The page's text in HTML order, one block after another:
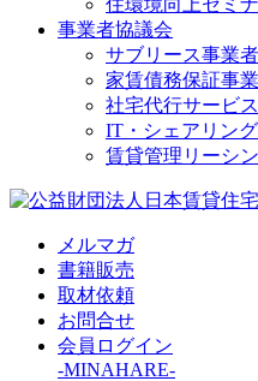
住環境向上セミ
事業者協議会
サブリース事業
家賃債務保証事
社宅代行サービ
IT・シェアリン
賃貸管理リーシ
メルマガ
書籍販売
取材依頼
お問合せ
会員ログイン
-MINAHARE-